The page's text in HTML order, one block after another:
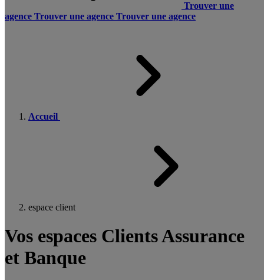
Trouver une
agence Trouver une agence Trouver une agence
Accueil
espace client
Vos espaces Clients Assurance
et Banque